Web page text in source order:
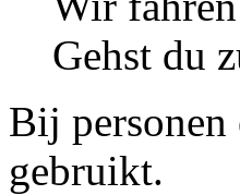
Gehst du
Bij
gebruikt.